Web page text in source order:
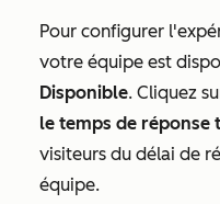
Pour configurer
votre équipe est
Disponible. Cliquez
le temps de réponse
visiteurs du délai de
équipe.